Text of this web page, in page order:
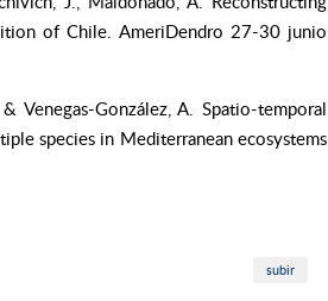
of Chile. AmeriDendro 27-30 junio
Venegas-González, A. Spatio-temporal
species in Mediterranean ecosystems
subir